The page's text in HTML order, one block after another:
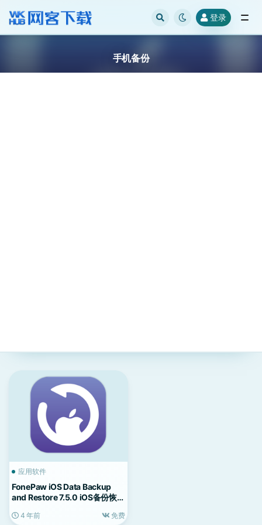
登录
手机备份
应用软件
FonePaw iOS Data Backup
and Restore 7.5.0 iOS备份恢复
4 年前 免费
全部